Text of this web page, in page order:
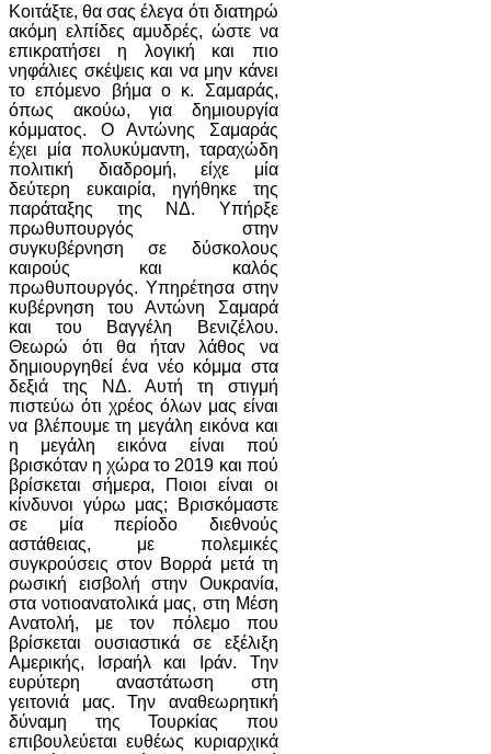
Κοιτάξτε, θα σας έλεγα ότι διατηρώ
ακόμη ελπίδες αμυδρές, ώστε να
επικρατήσει η λογική και πιο
νηφάλιες σκέψεις και να μην κάνει
το επόμενο βήμα ο κ. Σαμαράς,
όπως ακούω, για δημιουργία
κόμματος. Ο Αντώνης Σαμαράς
έχει μία πολυκύμαντη, ταραχώδη
πολιτική διαδρομή, είχε μία
δεύτερη ευκαιρία, ηγήθηκε της
παράταξης της ΝΔ. Υπήρξε
πρωθυπουργός στην
συγκυβέρνηση σε δύσκολους
καιρούς και καλός
πρωθυπουργός. Υπηρέτησα στην
κυβέρνηση του Αντώνη Σαμαρά
και του Βαγγέλη Βενιζέλου.
Θεωρώ ότι θα ήταν λάθος να
δημιουργηθεί ένα νέο κόμμα στα
δεξιά της ΝΔ. Αυτή τη στιγμή
πιστεύω ότι χρέος όλων μας είναι
να βλέπουμε τη μεγάλη εικόνα και
η μεγάλη εικόνα είναι πού
βρισκόταν η χώρα το 2019 και πού
βρίσκεται σήμερα, Ποιοι είναι οι
κίνδυνοι γύρω μας; Βρισκόμαστε
σε μία περίοδο διεθνούς
αστάθειας, με πολεμικές
συγκρούσεις στον Βορρά μετά τη
ρωσική εισβολή στην Ουκρανία,
στα νοτιοανατολικά μας, στη Μέση
Ανατολή, με τον πόλεμο που
βρίσκεται ουσιαστικά σε εξέλιξη
Αμερικής, Ισραήλ και Ιράν. Την
ευρύτερη αναστάτωση στη
γειτονιά μας. Την αναθεωρητική
δύναμη της Τουρκίας που
επιβουλεύεται ευθέως κυριαρχικά